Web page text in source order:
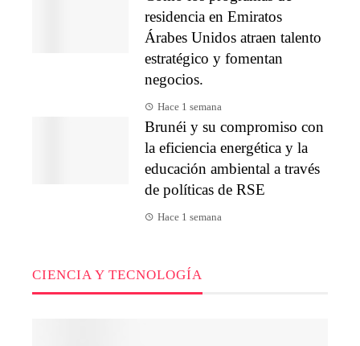
residencia en Emiratos
Árabes Unidos atraen talento
estratégico y fomentan
negocios.
Hace 1 semana
Brunéi y su compromiso con
la eficiencia energética y la
educación ambiental a través
de políticas de RSE
Hace 1 semana
CIENCIA Y TECNOLOGÍA